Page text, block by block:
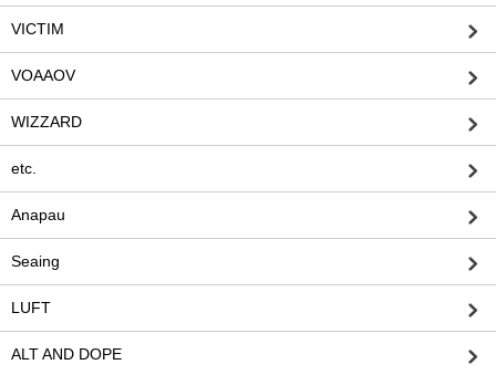
VICTIM
VOAAOV
WIZZARD
etc.
Anapau
Seaing
LUFT
ALT AND DOPE